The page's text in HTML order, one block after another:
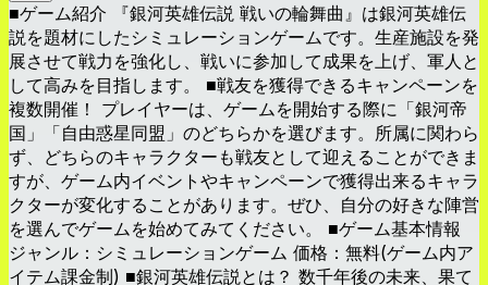
■ゲーム紹介 『銀河英雄伝説 戦いの輪舞曲』は銀河英雄伝
説を題材にしたシミュレーションゲームです。生産施設を発
展させて戦力を強化し、戦いに参加して成果を上げ、軍人と
して高みを目指します。 ■戦友を獲得できるキャンペーンを
複数開催！ プレイヤーは、ゲームを開始する際に「銀河帝
国」「自由惑星同盟」のどちらかを選びます。所属に関わら
ず、どちらのキャラクターも戦友として迎えることができま
すが、ゲーム内イベントやキャンペーンで獲得出来るキャラ
クターが変化することがあります。ぜひ、自分の好きな陣営
を選んでゲームを始めてみてください。 ■ゲーム基本情報
ジャンル：シミュレーションゲーム 価格：無料(ゲーム内ア
イテム課金制) ■銀河英雄伝説とは？ 数千年後の未来、果て